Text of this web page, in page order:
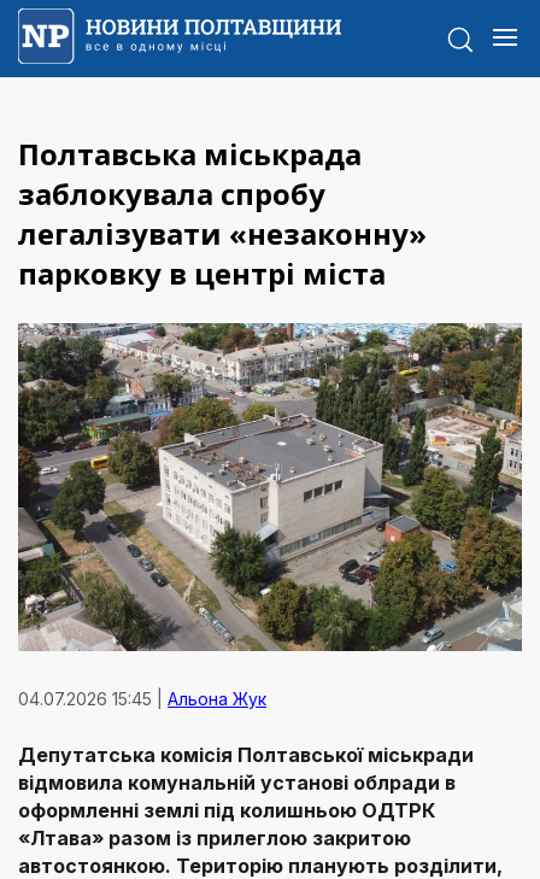
Полтавська міськрада
заблокувала спробу
легалізувати «незаконну»
парковку в центрі міста
04.07.2026 15:45 | Альона Жук
Депутатська комісія Полтавської міськради
відмовила комунальній установі облради в
оформленні землі під колишньою ОДТРК
«Лтава» разом із прилеглою закритою
автостоянкою. Територію планують розділити,